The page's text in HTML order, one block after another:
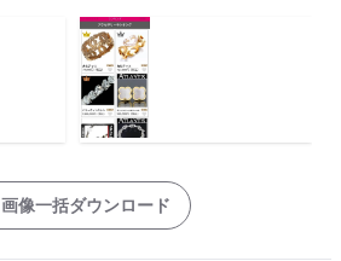
画像一括ダウンロード